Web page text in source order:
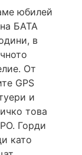
юбилей
БАТА
в
От
GPS
и
това
Горди
като